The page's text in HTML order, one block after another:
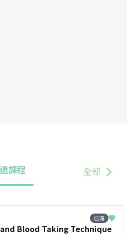
課程 全部
已滿
Blood Taking Technique